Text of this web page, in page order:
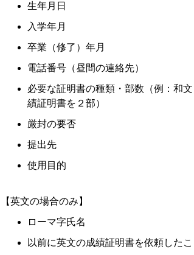
生年月日
入学年月
卒業（修了）年月
電話番号（昼間の連絡先）
必要な証明書の種類・部数（例：和
績証明書を２部）
厳封の要否
提出先
使用目的
【英文の場合のみ】
ローマ字氏名
以前に英文の成績証明書を依頼した